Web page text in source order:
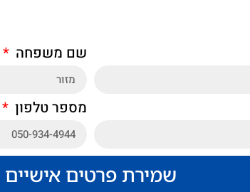
שם משפחה
מספר טלפון
שמירת פרטים אישיים